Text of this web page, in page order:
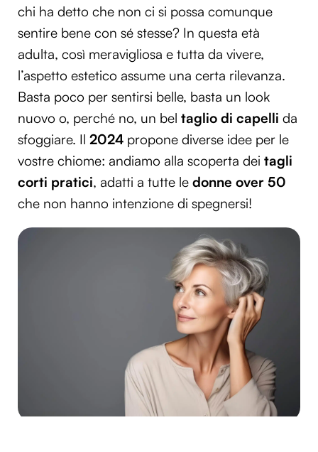
chi ha detto che non ci si possa comunque
sentire bene con sé stesse? In questa età
adulta, così meravigliosa e tutta da vivere,
l’aspetto estetico assume una certa rilevanza.
Basta poco per sentirsi belle, basta un look
nuovo o, perché no, un bel taglio di capelli da
sfoggiare. Il 2024 propone diverse idee per le
vostre chiome: andiamo alla scoperta dei tagli
corti pratici, adatti a tutte le donne over 50
che non hanno intenzione di spegnersi!